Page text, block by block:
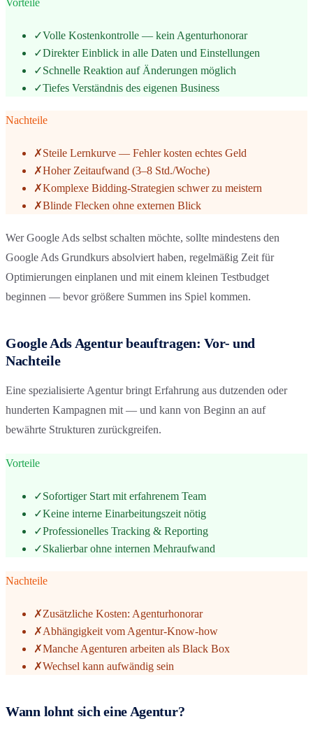
✓Volle Kostenkontrolle — kein Agenturhonorar
✓Direkter Einblick in alle Daten und Einstellungen
✓Schnelle Reaktion auf Änderungen möglich
✓Tiefes Verständnis des eigenen Business
Nachteile
✗Steile Lernkurve — Fehler kosten echtes Geld
✗Hoher Zeitaufwand (3–8 Std./Woche)
✗Komplexe Bidding-Strategien schwer zu meistern
✗Blinde Flecken ohne externen Blick
Wer Google Ads selbst schalten möchte, sollte mindestens den
Google Ads Grundkurs absolviert haben, regelmäßig Zeit für
Optimierungen einplanen und mit einem kleinen Testbudget
beginnen — bevor größere Summen ins Spiel kommen.
Google Ads Agentur beauftragen: Vor- und
Nachteile
Eine spezialisierte Agentur bringt Erfahrung aus dutzenden oder
hunderten Kampagnen mit — und kann von Beginn an auf
bewährte Strukturen zurückgreifen.
Vorteile
✓Sofortiger Start mit erfahrenem Team
✓Keine interne Einarbeitungszeit nötig
✓Professionelles Tracking & Reporting
✓Skalierbar ohne internen Mehraufwand
Nachteile
✗Zusätzliche Kosten: Agenturhonorar
✗Abhängigkeit vom Agentur-Know-how
✗Manche Agenturen arbeiten als Black Box
✗Wechsel kann aufwändig sein
Wann lohnt sich eine Agentur?